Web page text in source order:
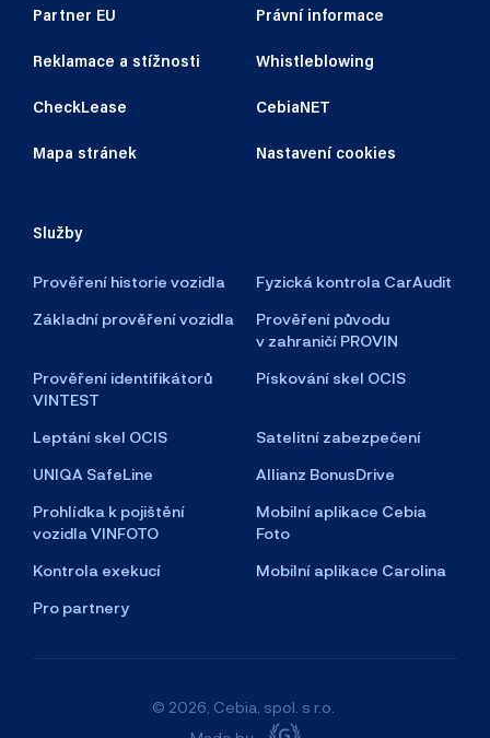
Partner EU Právní informace
Reklamace a stížnosti Whistleblowing
CheckLease CebiaNET
Mapa stránek Nastavení cookies
Služby
Prověření historie vozidla
Fyzická kontrola CarAudit
Základní prověření vozidla
Prověření původu
v zahraničí PROVIN
Prověření identifikátorů
VINTEST
Pískování skel OCIS
Leptání skel OCIS
Satelitní zabezpečení
UNIQA SafeLine
Allianz BonusDrive
Prohlídka k pojištění
vozidla VINFOTO
Mobilní aplikace Cebia
Foto
Kontrola exekucí
Mobilní aplikace Carolina
Pro partnery
© 2026, Cebia, spol. s r.o.